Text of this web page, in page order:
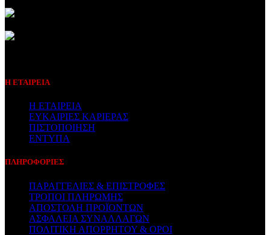
Η ΕΤΑΙΡΕΙΑ
Η ΕΤΑΙΡΕΙΑ
ΕΥΚΑΙΡΙΕΣ ΚΑΡΙΕΡΑΣ
ΠΙΣΤΟΠΟΙΗΣΗ
ΕΝΤΥΠΑ
ΠΛΗΡΟΦΟΡΙΕΣ
ΠΑΡΑΓΓΕΛΙΕΣ & ΕΠΙΣΤΡΟΦΕΣ
ΤΡΟΠΟΙ ΠΛΗΡΩΜΗΣ
ΑΠΟΣΤΟΛΗ ΠΡΟΪΟΝΤΩΝ
ΑΣΦΑΛΕΙΑ ΣΥΝΑΛΛΑΓΩΝ
ΠΟΛΙΤΙΚΗ ΑΠΟΡΡΗΤΟΥ & ΟΡΟΙ